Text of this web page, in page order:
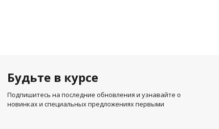
Будьте в курсе
Подпишитесь на последние обновления и узнавайте о
новинках и специальных предложениях первыми